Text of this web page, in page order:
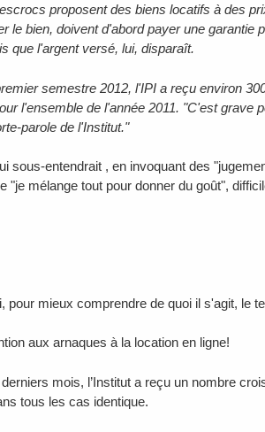
proposent des biens locatifs à des
le bien, doivent d'abord payer une
que l'argent versé, lui, disparaît.
semestre 2012, l'IPI a reçu environ
l'ensemble de l'année 2011. "C'est grave
parole de l'Institut."
sous-entendrait , en invoquant des
"je mélange tout pour donner du goût",
pour mieux comprendre de quoi il s'agit, le
aux arnaques à la location en ligne!
mois, l’Institut a reçu un nombre
tous les cas identique.